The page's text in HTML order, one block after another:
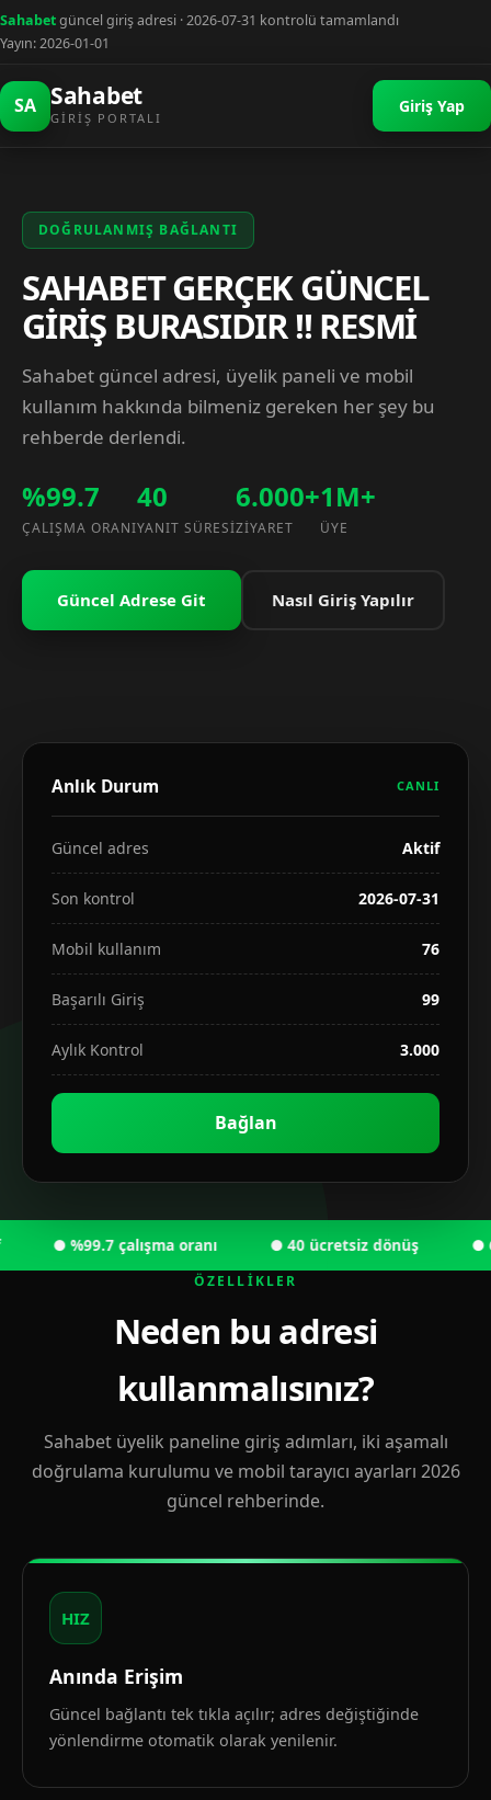
Sahabetgüncel giriş adresi · 2026-07-31 kontrolü tamamlandı
Yayın: 2026-01-01
SA Sahabet
GIRIŞ PORTALI
Giriş Yap
DOĞRULANMIŞ BAĞLANTI
SAHABET GERÇEK GÜNCEL
GİRİŞ BURASIDIR !! RESMİ
Sahabet güncel adresi, üyelik paneli ve mobil
kullanım hakkında bilmeniz gereken her şey bu
rehberde derlendi.
%99.7
ÇALIŞMA ORANI
40
YANIT SÜRESI
6.000+
ZIYARET
1M+
ÜYE
Güncel Adrese Git Nasıl Giriş Yapılır
Anlık Durum CANLI
Güncel adres Aktif
Son kontrol 2026-07-31
Mobil kullanım 76
Başarılı Giriş 99
Aylık Kontrol 3.000
Bağlan
● %99.7 çalışma oranı ● 40 ücretsiz dönüş ●
ÖZELLIKLER
Neden bu adresi
kullanmalısınız?
Sahabet üyelik paneline giriş adımları, iki aşamalı
doğrulama kurulumu ve mobil tarayıcı ayarları 2026
güncel rehberinde.
HIZ
Anında Erişim
Güncel bağlantı tek tıkla açılır; adres değiştiğinde
yönlendirme otomatik olarak yenilenir.